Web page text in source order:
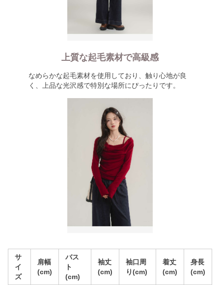
上質な起毛素材で高級感
なめらかな起毛素材を使用しており、触り心地が良
く、上品な光沢感で特別な場所にぴったりです。
サ
イ
ズ
肩幅
(cm)
バス
ト
(cm)
袖丈
(cm)
袖口周
り(cm)
着丈
(cm)
身長
(cm)